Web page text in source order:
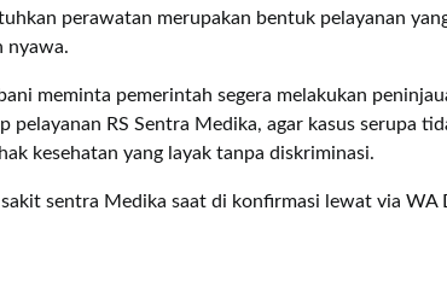
perawatan merupakan bentuk pelayanan
nyawa.
meminta pemerintah segera melakukan
pelayanan RS Sentra Medika, agar kasus serupa
kesehatan yang layak tanpa diskriminasi.
sentra Medika saat di konfirmasi lewat via WA